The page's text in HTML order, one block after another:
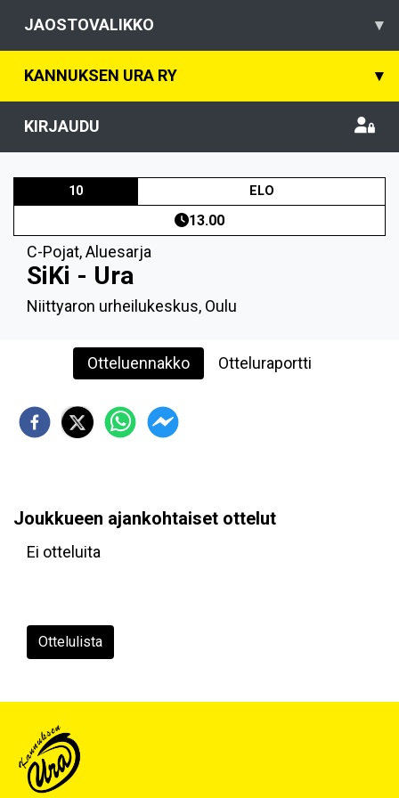
JAOSTOVALIKKO ▾
KANNUKSEN URA RY ▾
KIRJAUDU
10 ELO
13.00
C-Pojat,Aluesarja
SiKi - Ura
Niittyaron urheilukeskus, Oulu
Otteluennakko Otteluraportti
Joukkueen ajankohtaiset ottelut
Ei otteluita
Ottelulista